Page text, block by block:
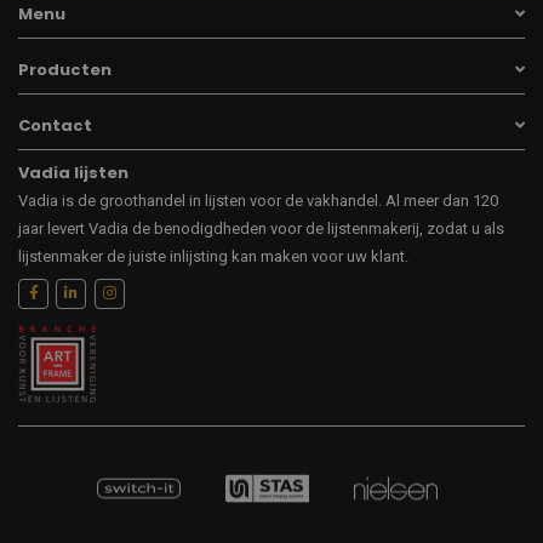
Menu
Producten
Contact
Vadia lijsten
Vadia is de groothandel in lijsten voor de vakhandel. Al meer dan 120
jaar levert Vadia de benodigdheden voor de lijstenmakerij, zodat u als
lijstenmaker de juiste inlijsting kan maken voor uw klant.